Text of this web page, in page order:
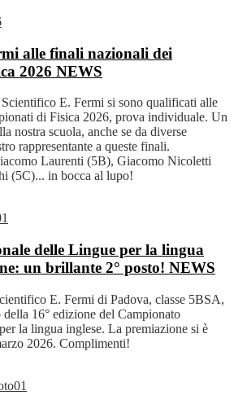
alle finali nazionali dei
2026 NEWS
E. Fermi si sono qualificati alle
di Fisica 2026, prova individuale. Un
nostra scuola, anche se da diverse
rappresentante a queste finali.
Laurenti (5B), Giacomo Nicoletti
(5C)... in bocca al lupo!
delle Lingue per la lingua
un brillante 2° posto! NEWS
E. Fermi di Padova, classe 5BSA,
della 16° edizione del Campionato
la lingua inglese. La premiazione si è
2026. Complimenti!